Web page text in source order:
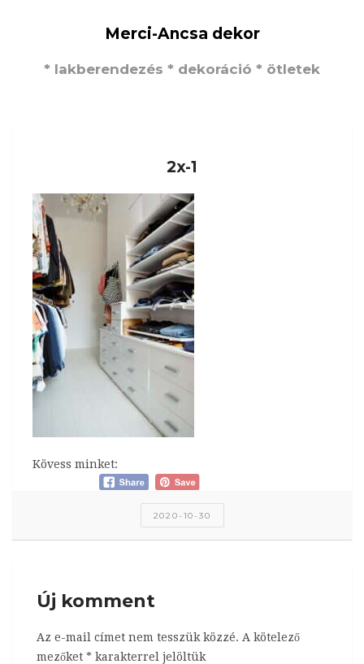
Merci-Ancsa dekor
* lakberendezés * dekoráció * ötletek
2x-1
Kövess minket:
2020-10-30
Új komment
Az e-mail címet nem tesszük közzé. A kötelező
mezőket * karakterrel jelöltük